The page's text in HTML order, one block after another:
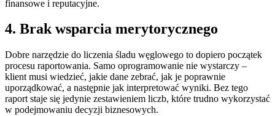
finansowe i reputacyjne.
4. Brak wsparcia merytorycznego
Dobre narzędzie do liczenia śladu węglowego to dopiero początek
procesu raportowania. Samo oprogramowanie nie wystarczy –
klient musi wiedzieć, jakie dane zebrać, jak je poprawnie
uporządkować, a następnie jak interpretować wyniki. Bez tego
raport staje się jedynie zestawieniem liczb, które trudno wykorzystać
w podejmowaniu decyzji biznesowych.